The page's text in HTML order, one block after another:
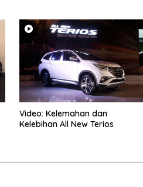
Video: Kelemahan dan
Kelebihan All New Terios